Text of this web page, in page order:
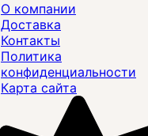
О компании
Доставка
Контакты
Политика
конфиденциальности
Карта сайта